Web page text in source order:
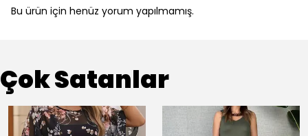
Bu ürün için henüz yorum yapılmamış.
Çok Satanlar